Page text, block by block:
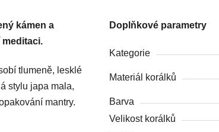
kámen a
tlumeně, lesklé
stylu japa mala,
mantry.
Doplňkové parametry
Kategorie
Materiál korálků
Barva
Velikost korálků